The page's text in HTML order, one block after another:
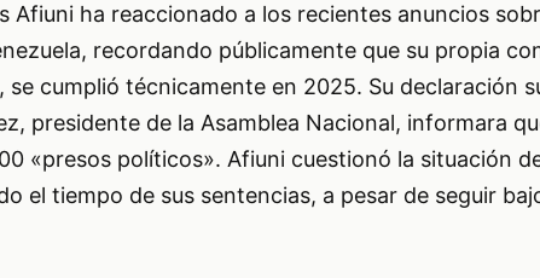
Afiuni ha reaccionado a los recientes anuncios
recordando públicamente que su propia
se cumplió técnicamente en 2025. Su declaración
presidente de la Asamblea Nacional, informara
«presos políticos». Afiuni cuestionó la situación
el tiempo de sus sentencias, a pesar de seguir